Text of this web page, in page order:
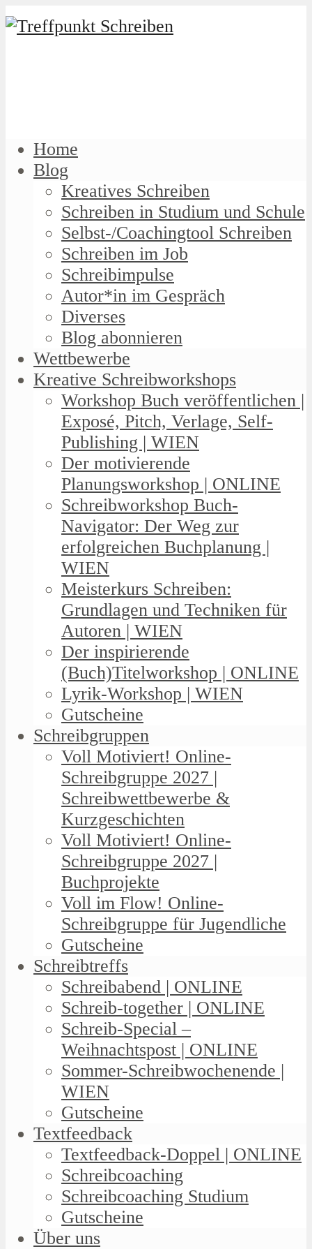
Home
Blog
Kreatives Schreiben
Schreiben in Studium und Schule
Selbst-/Coachingtool Schreiben
Schreiben im Job
Schreibimpulse
Autor*in im Gespräch
Diverses
Blog abonnieren
Wettbewerbe
Kreative Schreibworkshops
Workshop Buch veröffentlichen |
Exposé, Pitch, Verlage, Self-
Publishing | WIEN
Der motivierende
Planungsworkshop | ONLINE
Schreibworkshop Buch-
Navigator: Der Weg zur
erfolgreichen Buchplanung |
WIEN
Meisterkurs Schreiben:
Grundlagen und Techniken für
Autoren | WIEN
Der inspirierende
(Buch)Titelworkshop | ONLINE
Lyrik-Workshop | WIEN
Gutscheine
Schreibgruppen
Voll Motiviert! Online-
Schreibgruppe 2027 |
Schreibwettbewerbe &
Kurzgeschichten
Voll Motiviert! Online-
Schreibgruppe 2027 |
Buchprojekte
Voll im Flow! Online-
Schreibgruppe für Jugendliche
Gutscheine
Schreibtreffs
Schreibabend | ONLINE
Schreib-together | ONLINE
Schreib-Special –
Weihnachtspost | ONLINE
Sommer-Schreibwochenende |
WIEN
Gutscheine
Textfeedback
Textfeedback-Doppel | ONLINE
Schreibcoaching
Schreibcoaching Studium
Gutscheine
Über uns